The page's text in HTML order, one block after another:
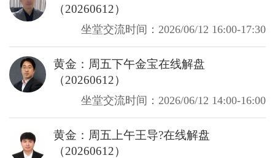
（20260612）
坐堂交流时间：2026/06/12 16:00-17:30
黄金：周五下午金宝在线解盘
（20260612）
坐堂交流时间：2026/06/12 14:00-16:00
黄金：周五上午王导?在线解盘
（20260612）